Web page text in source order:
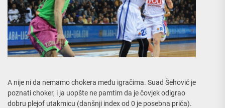
A nije ni da nemamo chokera među igračima. Suad Šehović je
poznati choker, i ja uopšte ne pamtim da je čovjek odigrao
dobru plejof utakmicu (danšnji index od 0 je posebna priča).